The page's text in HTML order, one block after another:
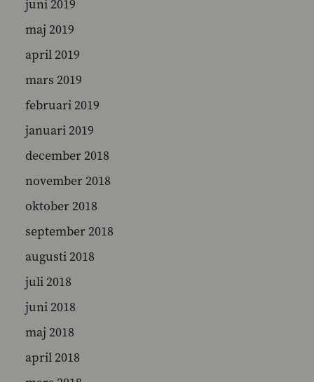
juni 2019
maj 2019
april 2019
mars 2019
februari 2019
januari 2019
december 2018
november 2018
oktober 2018
september 2018
augusti 2018
juli 2018
juni 2018
maj 2018
april 2018